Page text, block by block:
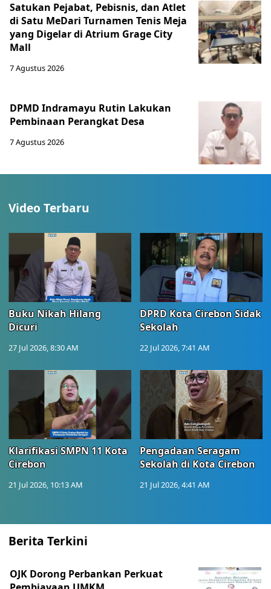
Satukan Pejabat, Pebisnis, dan Atlet
di Satu MeDari Turnamen Tenis Meja
yang Digelar di Atrium Grage City
Mall
7 Agustus 2026
DPMD Indramayu Rutin Lakukan
Pembinaan Perangkat Desa
7 Agustus 2026
Video Terbaru
Buku Nikah Hilang
Dicuri
27 Jul 2026, 8:30 AM
DPRD Kota Cirebon Sidak
Sekolah
22 Jul 2026, 7:41 AM
Klarifikasi SMPN 11 Kota
Cirebon
21 Jul 2026, 10:13 AM
Pengadaan Seragam
Sekolah di Kota Cirebon
21 Jul 2026, 4:41 AM
Berita Terkini
OJK Dorong Perbankan Perkuat